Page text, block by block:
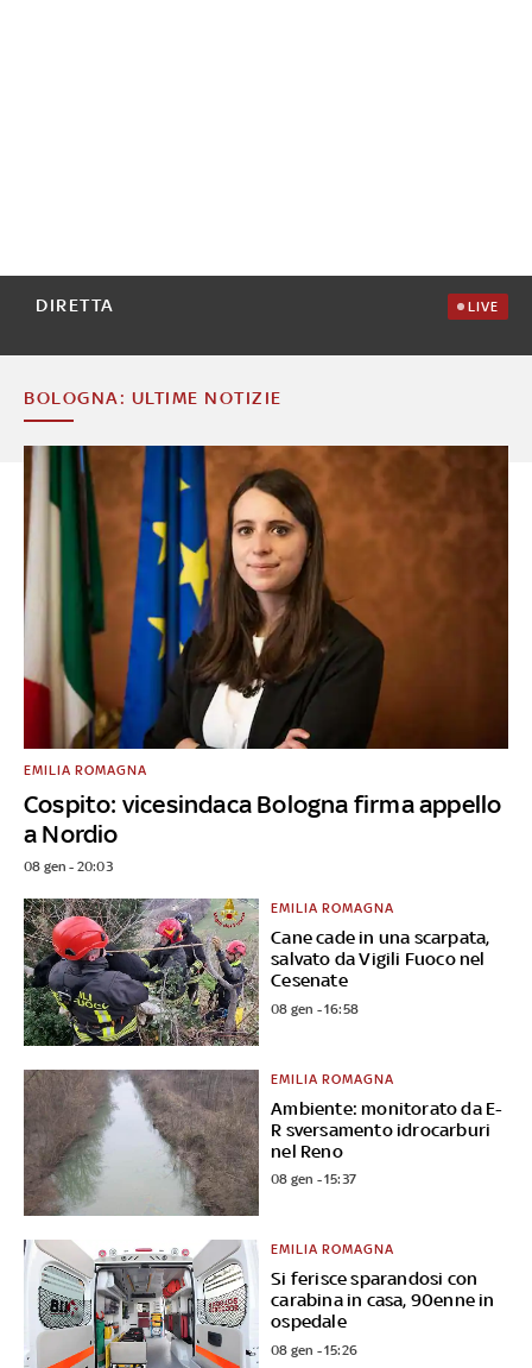
DIRETTA LIVE
BOLOGNA: ULTIME NOTIZIE
Cospito: vicesindaca Bologna firma appello
a Nordio
EMILIA ROMAGNA
08 gen - 20:03
Cane cade in una scarpata,
salvato da Vigili Fuoco nel
Cesenate
EMILIA ROMAGNA
08 gen - 16:58
Ambiente: monitorato da E-
R sversamento idrocarburi
nel Reno
EMILIA ROMAGNA
08 gen - 15:37
Si ferisce sparandosi con
carabina in casa, 90enne in
ospedale
EMILIA ROMAGNA
08 gen - 15:26